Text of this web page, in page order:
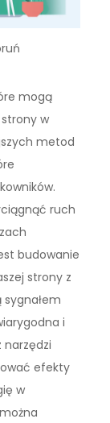
mogą
w
metod
ruch
budowanie
strony z
sygnałem
i
narzędzi
efekty
w